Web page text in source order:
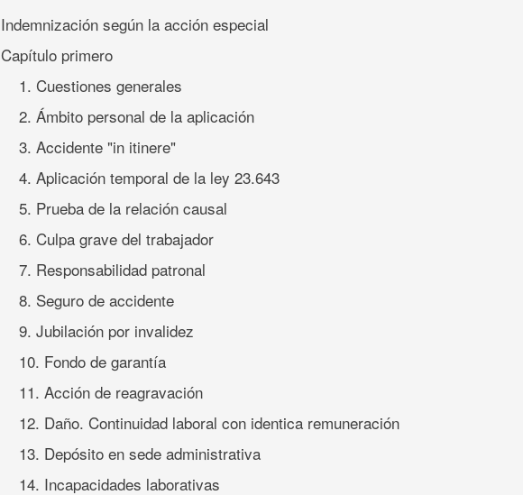
Indemnización según la acción especial
Capítulo primero
1. Cuestiones generales
2. Ámbito personal de la aplicación
3. Accidente "in itinere"
4. Aplicación temporal de la ley 23.643
5. Prueba de la relación causal
6. Culpa grave del trabajador
7. Responsabilidad patronal
8. Seguro de accidente
9. Jubilación por invalidez
10. Fondo de garantía
11. Acción de reagravación
12. Daño. Continuidad laboral con identica remuneración
13. Depósito en sede administrativa
14. Incapacidades laborativas